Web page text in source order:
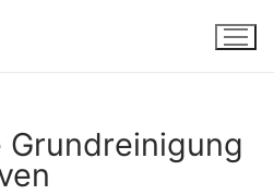
Grundreinigung